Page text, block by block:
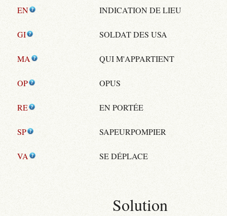
EN INDICATION DE LIEU
GI SOLDAT DES USA
MA QUI M'APPARTIENT
OP OPUS
RE EN PORTÉE
SP SAPEURPOMPIER
VA SE DÉPLACE
Solution